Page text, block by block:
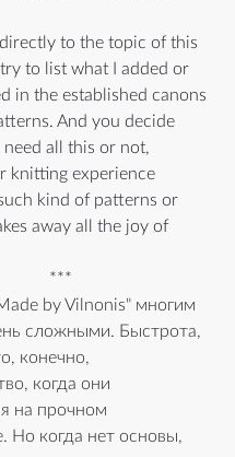
to the topic of this
to list what I added or
in the established canons
And you decide
all this or not,
knitting experience
kind of patterns or
away all the joy of
***
by Vilnonis" многим
сложными. Быстрота,
конечно,
когда они
на прочном
Но когда нет основы,